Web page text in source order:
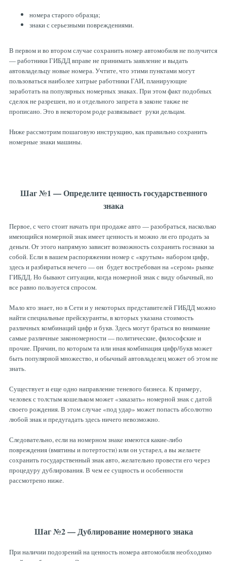
номера старого образца;
знаки с серьезными повреждениями.
В первом и во втором случае сохранить номер автомобиля не получится
— работники ГИБДД вправе не принимать заявление и выдать
автовладельцу новые номера. Учтите, что этими пунктами могут
пользоваться наиболее хитрые работники ГАИ, планирующие
заработать на популярных номерных знаках. При этом факт подобных
сделок не разрешен, но и отдельного запрета в законе также не
прописано. Это в некотором роде развязывает руки дельцам.
Ниже рассмотрим пошаговую инструкцию, как правильно сохранить
номерные знаки машины.
Шаг №1 — Определите ценность государственного
знака
Первое, с чего стоит начать при продаже авто — разобраться, насколько
имеющийся номерной знак имеет ценность и можно ли его продать за
деньги. От этого напрямую зависит возможность сохранить госзнаки за
собой. Если в вашем распоряжении номер с «крутым» набором цифр,
здесь и разбираться нечего — он будет востребован на «сером» рынке
ГИБДД. Но бывают ситуации, когда номерной знак с виду обычный, но
все равно пользуется спросом.
Мало кто знает, но в Сети и у некоторых представителей ГИБДД можно
найти специальные прейскуранты, в которых указана стоимость
различных комбинаций цифр и букв. Здесь могут браться во внимание
самые различные закономерности — политические, философские и
прочие. Причин, по которым та или иная комбинация цифр/букв может
быть популярной множество, и обычный автовладелец может об этом не
знать.
Существует и еще одно направление теневого бизнеса. К примеру,
человек с толстым кошельком может «заказать» номерной знак с датой
своего рождения. В этом случае «под удар» может попасть абсолютно
любой знак и предугадать здесь ничего невозможно.
Следовательно, если на номерном знаке имеются какие-либо
повреждения (вмятины и потертости) или он устарел, а вы желаете
сохранить государственный знак авто, желательно провести его через
процедуру дублирования. В чем ее сущность и особенности
рассмотрено ниже.
Шаг №2 — Дублирование номерного знака
При наличии подозрений на ценность номера автомобиля необходимо